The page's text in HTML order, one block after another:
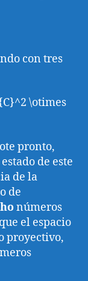
con tres
\otimes
pronto,
de este
de la
de
números
el espacio
proyectivo,